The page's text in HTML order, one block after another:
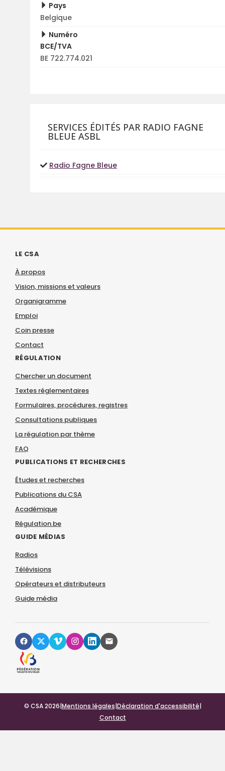
Pays
Belgique
Numéro
BCE/TVA
BE 722.774.021
SERVICES ÉDITÉS PAR RADIO FAGNE
BLEUE ASBL
Radio Fagne Bleue
LE CSA
À propos
Vision, missions et valeurs
Organigramme
Emploi
Coin presse
Contact
RÉGULATION
Chercher un document
Textes réglementaires
Formulaires, procédures, registres
Consultations publiques
La régulation par thème
FAQ
PUBLICATIONS ET RECHERCHES
Études et recherches
Publications du CSA
Académique
Régulation.be
GUIDE MÉDIAS
Radios
Télévisions
Opérateurs et distributeurs
Guide média
© CSA 2026 Mentions légales Déclaration d'accessibilité
Contact